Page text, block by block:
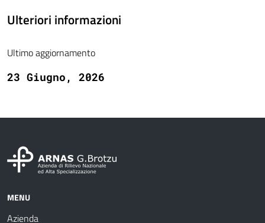
Ulteriori informazioni
Ultimo aggiornamento
23 Giugno, 2026
MENU
Azienda